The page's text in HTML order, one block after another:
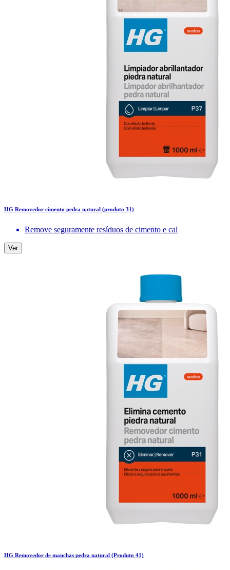
HG Removedor cimento pedra natural (produto 31)
Remove seguramente resíduos de cimento e cal
Ver
HG Removedor de manchas pedra natural (Produto 41)